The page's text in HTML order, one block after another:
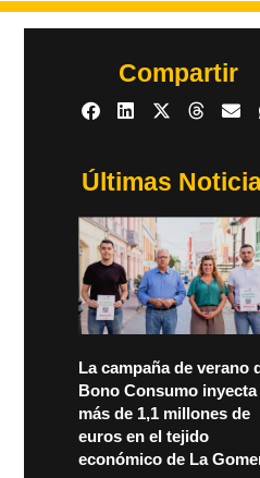
Compartir
Últimas
La campaña de verano
Bono Consumo inyecta
más de 1,1 millones de
euros en el tejido
económico de La